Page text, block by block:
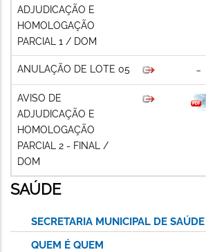
ADJUDICAÇÃO E
HOMOLOGAÇÃO
PARCIAL 1 / DOM
ANULAÇÃO DE LOTE 05
AVISO DE
ADJUDICAÇÃO E
HOMOLOGAÇÃO
PARCIAL 2 - FINAL /
DOM
SAÚDE
SECRETARIA MUNICIPAL DE SAÚDE
QUEM É QUEM